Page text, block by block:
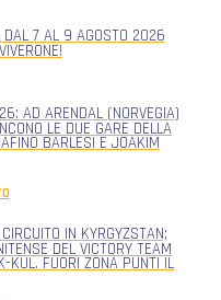
DAL 7 AL 9 AGOSTO 2026
AD ARENDAL (NORVEGIA)
LE DUE GARE DELLA
BARLESI E JOAKIM
IN KYRGYZSTAN;
DEL VICTORY TEAM
KUL. FUORI ZONA PUNTI IL